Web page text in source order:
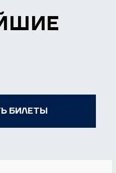
БИЛЕТЫ